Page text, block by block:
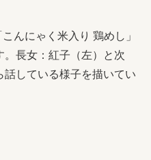
んにゃく米入り 鶏めし」
。長女：紅子（左）と次
している様子を描いてい